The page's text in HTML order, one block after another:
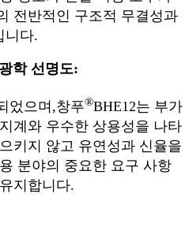
전반적인 구조적 무결성과
니다.
학 선명도:
었으며,창푸®BHE12는 부가
계와 우수한 상용성을 나타
키지 않고 유연성과 신율을
분야의 중요한 요구 사항
지합니다.